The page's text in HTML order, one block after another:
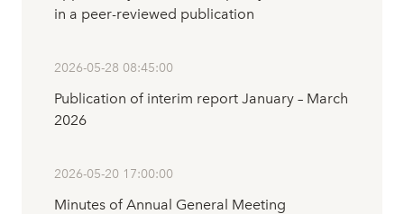
in a peer-reviewed publication
2026-05-28 08:45:00
Publication of interim report January – March
2026
2026-05-20 17:00:00
Minutes of Annual General Meeting